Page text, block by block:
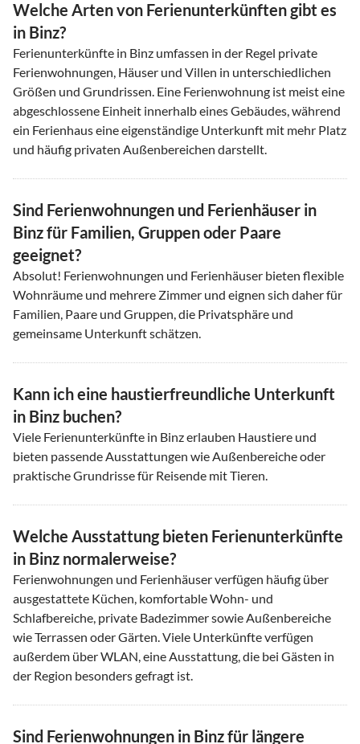
Welche Arten von Ferienunterkünften gibt es
in Binz?
Ferienunterkünfte in Binz umfassen in der Regel private
Ferienwohnungen, Häuser und Villen in unterschiedlichen
Größen und Grundrissen. Eine Ferienwohnung ist meist eine
abgeschlossene Einheit innerhalb eines Gebäudes, während
ein Ferienhaus eine eigenständige Unterkunft mit mehr Platz
und häufig privaten Außenbereichen darstellt.
Sind Ferienwohnungen und Ferienhäuser in
Binz für Familien, Gruppen oder Paare
geeignet?
Absolut! Ferienwohnungen und Ferienhäuser bieten flexible
Wohnräume und mehrere Zimmer und eignen sich daher für
Familien, Paare und Gruppen, die Privatsphäre und
gemeinsame Unterkunft schätzen.
Kann ich eine haustierfreundliche Unterkunft
in Binz buchen?
Viele Ferienunterkünfte in Binz erlauben Haustiere und
bieten passende Ausstattungen wie Außenbereiche oder
praktische Grundrisse für Reisende mit Tieren.
Welche Ausstattung bieten Ferienunterkünfte
in Binz normalerweise?
Ferienwohnungen und Ferienhäuser verfügen häufig über
ausgestattete Küchen, komfortable Wohn- und
Schlafbereiche, private Badezimmer sowie Außenbereiche
wie Terrassen oder Gärten. Viele Unterkünfte verfügen
außerdem über WLAN, eine Ausstattung, die bei Gästen in
der Region besonders gefragt ist.
Sind Ferienwohnungen in Binz für längere